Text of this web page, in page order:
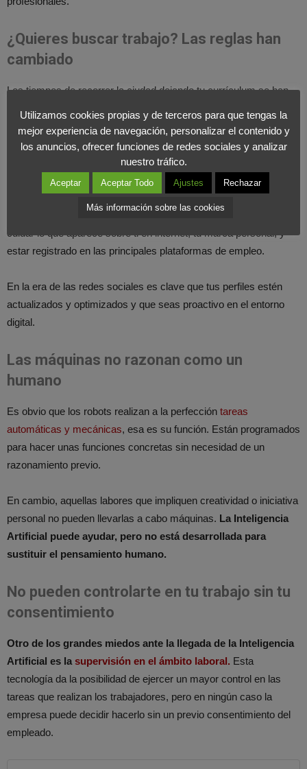
¿Quieres buscar trabajo? Las reglas han
cambiado
Los tiempos de recorrer la ciudad dejando tu currículum se han
en casa a esperar, sino de estar allí dónde estén las empresas
que te interesen, ahora son los algoritmos los que te buscan.
La Inteligencia Artificial aplicada a los recursos humanos
consigue evaluar tus cualidades y talentos para saber si se
cuidar lo que aparece sobre ti en internet, tu marca personal, y
estar registrado en las principales plataformas de empleo.
En la era de las redes sociales es clave que tus perfiles estén
actualizados y optimizados y que seas proactivo en el entorno
digital.
Las máquinas no razonan como un
humano
Es obvio que los robots realizan a la perfección tareas
automáticas y mecánicas, esa es su función. Están programados
para hacer unas funciones concretas sin necesidad de un
razonamiento previo.
En cambio, aquellas labores que impliquen creatividad o iniciativa
personal no pueden llevarlas a cabo máquinas. La Inteligencia
Artificial puede ayudar, pero no está desarrollada para
sustituir el pensamiento humano.
No pueden controlarte en tu trabajo sin tu
consentimiento
Otro de los grandes miedos ante la llegada de la Inteligencia
Artificial es la supervisión en el ámbito laboral. Esta
tecnología da la posibilidad de ejercer un mayor control en las
tareas que realizan los trabajadores, pero en ningún caso la
empresa puede decidir hacerlo sin un previo consentimiento del
empleado.
Utilizamos cookies propias y de terceros para que tengas la
mejor experiencia de navegación, personalizar el contenido y
los anuncios, ofrecer funciones de redes sociales y analizar
nuestro tráfico.
Aceptar Aceptar Todo Ajustes Rechazar
Más información sobre las cookies